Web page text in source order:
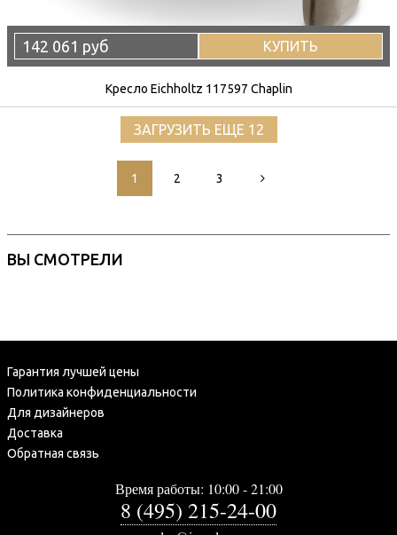
142 061 руб КУПИТЬ
Кресло Eichholtz 117597 Chaplin
ЗАГРУЗИТЬ ЕЩЕ 12
1 2 3
ВЫ СМОТРЕЛИ
Гарантия лучшей цены
Политика конфиденциальности
Для дизайнеров
Доставка
Обратная связь
Время работы: 10:00 - 21:00
8 (495) 215-24-00